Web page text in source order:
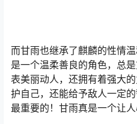
而甘雨也继承了麒麟的性情
是一个温柔善良的角色，总
表美丽动人，还拥有着强大
护自己，还能给予敌人一定
最重要的！甘雨真是一个让人